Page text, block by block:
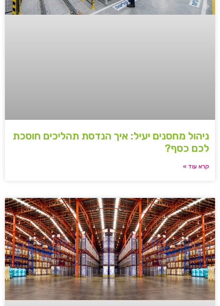
ניהול מחסנים יעיל: איך הנדסת תהליכים חוסכת
לכם כסף?
קרא עוד »